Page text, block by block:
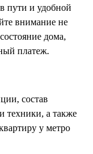
пути и удобной
внимание не
дома,
платеж.
состав
техники, а также
у метро